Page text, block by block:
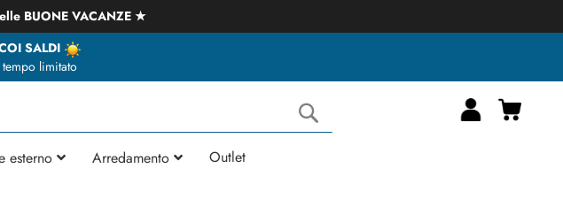
BUONE VACANZE ★
SALDI
limitato
Cerca
Carrello
esterno Arredamento Outlet